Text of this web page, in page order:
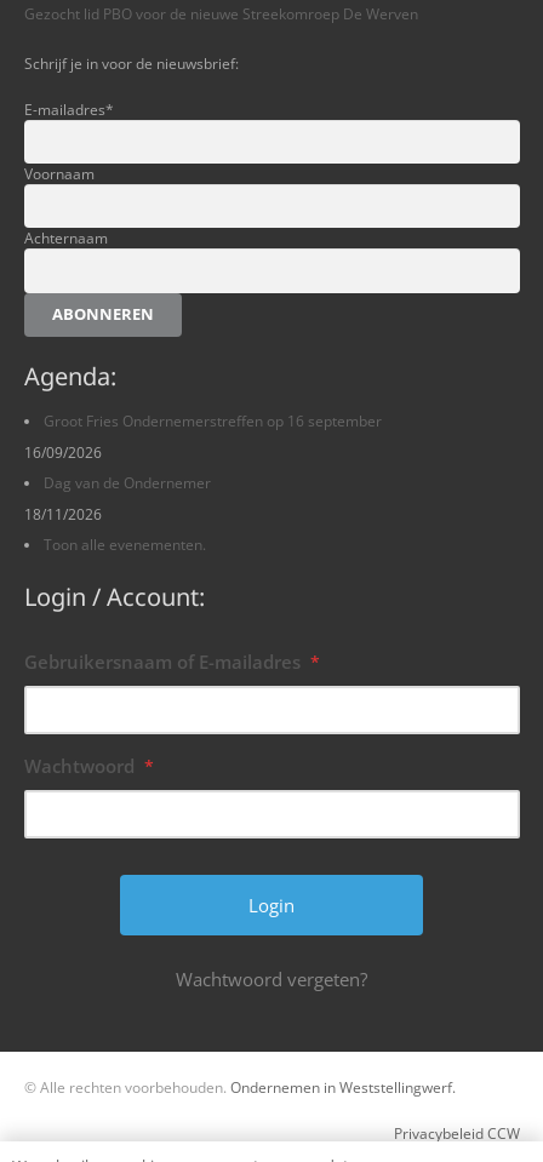
Gezocht lid PBO voor de nieuwe Streekomroep De Werven
Schrijf je in voor de nieuwsbrief:
E-mailadres*
Voornaam
Achternaam
ABONNEREN
Agenda:
Groot Fries Ondernemerstreffen op 16 september
16/09/2026
Dag van de Ondernemer
18/11/2026
Toon alle evenementen.
Login / Account:
Gebruikersnaam of E-mailadres *
Wachtwoord *
Wachtwoord vergeten?
© Alle rechten voorbehouden. Ondernemen in Weststellingwerf.
Privacybeleid CCW